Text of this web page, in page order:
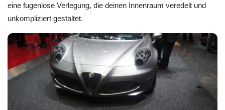
eine fugenlose Verlegung, die deinen Innenraum veredelt und
unkompliziert gestaltet.